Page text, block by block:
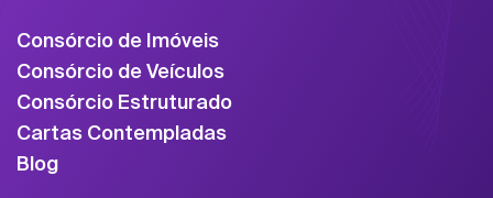
Consórcio de Imóveis
Consórcio de Veículos
Consórcio Estruturado
Cartas Contempladas
Blog